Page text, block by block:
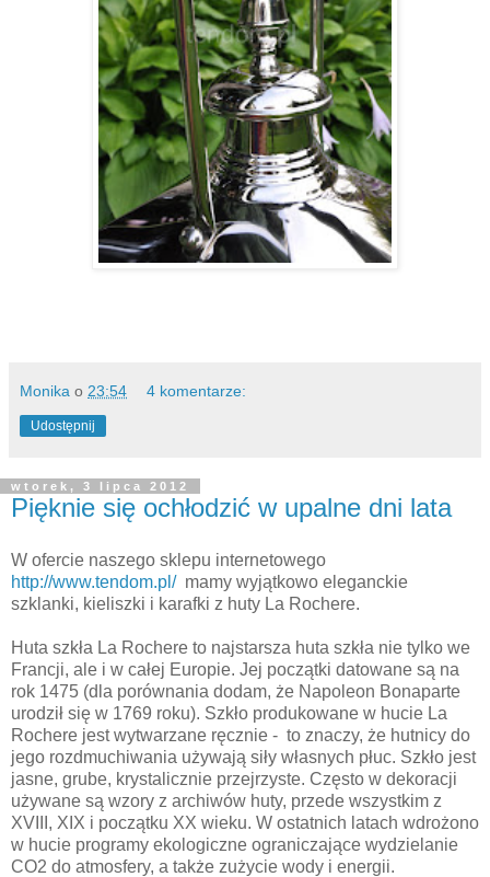
Monika o 23:54 4 komentarze:
Udostępnij
wtorek, 3 lipca 2012
Pięknie się ochłodzić w upalne dni lata
W ofercie naszego sklepu internetowego
http://www.tendom.pl/mamy wyjątkowo eleganckie
szklanki, kieliszki i karafki z huty La Rochere.
Huta szkła La Rochere to najstarsza huta szkła nie tylko we
Francji, ale i w całej Europie. Jej początki datowane są na
rok 1475 (dla porównania dodam, że Napoleon Bonaparte
urodził się w 1769 roku). Szkło produkowane w hucie La
Rochere jest wytwarzane ręcznie - to znaczy, że hutnicy do
jego rozdmuchiwania używają siły własnych płuc. Szkło jest
jasne, grube, krystalicznie przejrzyste. Często w dekoracji
używane są wzory z archiwów huty, przede wszystkim z
XVIII, XIX i początku XX wieku. W ostatnich latach wdrożono
w hucie programy ekologiczne ograniczające wydzielanie
CO2 do atmosfery, a także zużycie wody i energii.